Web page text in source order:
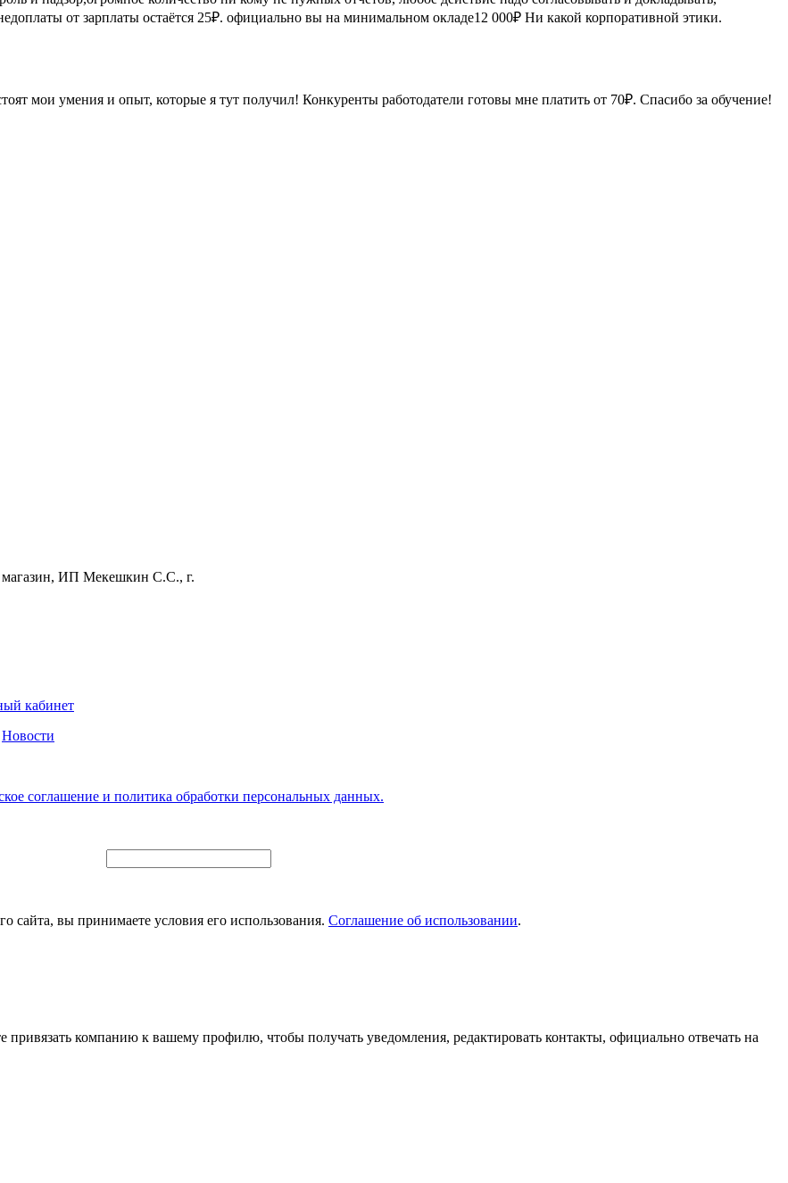
от зарплаты остаётся 25₽. официально вы на минимальном окладе12 000₽ Ни какой корпоративной этики.
мои умения и опыт, которые я тут получил! Конкуренты работодатели готовы мне платить от 70₽. Спасибо за обучение!
магазин, ИП Мекешкин С.С., г.
кабинет
Новости
соглашение и политика обработки персональных данных.
вы принимаете условия его использования. Соглашение об использовании.
привязать компанию к вашему профилю, чтобы получать уведомления, редактировать контакты, официально отвечать на